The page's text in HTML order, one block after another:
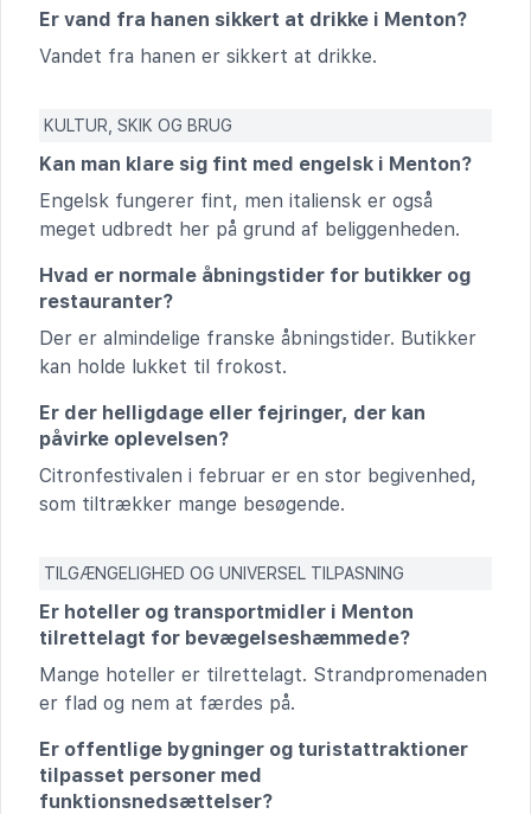
Er vand fra hanen sikkert at drikke i Menton?
Vandet fra hanen er sikkert at drikke.
KULTUR, SKIK OG BRUG
Kan man klare sig fint med engelsk i Menton?
Engelsk fungerer fint, men italiensk er også
meget udbredt her på grund af beliggenheden.
Hvad er normale åbningstider for butikker og
restauranter?
Der er almindelige franske åbningstider. Butikker
kan holde lukket til frokost.
Er der helligdage eller fejringer, der kan
påvirke oplevelsen?
Citronfestivalen i februar er en stor begivenhed,
som tiltrækker mange besøgende.
TILGÆNGELIGHED OG UNIVERSEL TILPASNING
Er hoteller og transportmidler i Menton
tilrettelagt for bevægelseshæmmede?
Mange hoteller er tilrettelagt. Strandpromenaden
er flad og nem at færdes på.
Er offentlige bygninger og turistattraktioner
tilpasset personer med
funktionsnedsættelser?